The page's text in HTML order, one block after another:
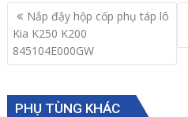
Post
navigation
Nắp đậy hộp cốp phụ táp lô
Kia K250 K200
845104E000GW
PHỤ TÙNG KHÁC